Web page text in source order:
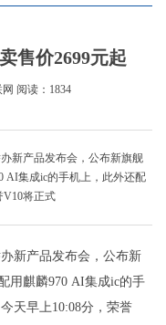
售价2699元起
阅读：1834
新产品发布会，公布新旗舰
AI集成ic的手机上，此外还配
V10将正式
新产品发布会，公布新
用麒麟970 AI集成ic的手
天早上10:08分，荣誉